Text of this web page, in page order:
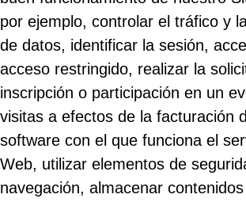
por ejemplo, controlar el tráfico y
de datos, identificar la sesión,
acceso restringido, realizar la
inscripción o participación en un
visitas a efectos de la facturación
software con el que funciona el
Web, utilizar elementos de
navegación, almacenar